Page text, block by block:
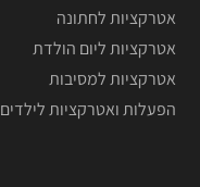
אטרקציות לחתונה
אטרקציות ליום הולדת
אטרקציות למסיבות
הפעלות ואטרקציות לילדים